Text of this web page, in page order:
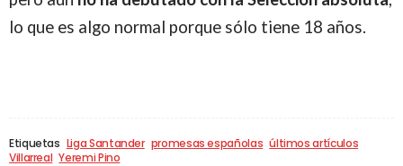
lo que es algo normal porque sólo tiene 18 años.
Etiquetas Liga Santander promesas españolas últimos artículos
Villarreal Yeremi Pino